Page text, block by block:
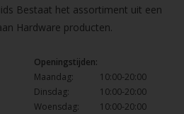
Bestaat het assortiment uit een
Hardware producten.
Openingstijden:
Maandag:
10:00-20:00
Dinsdag:
10:00-20:00
Woensdag:
10:00-20:00